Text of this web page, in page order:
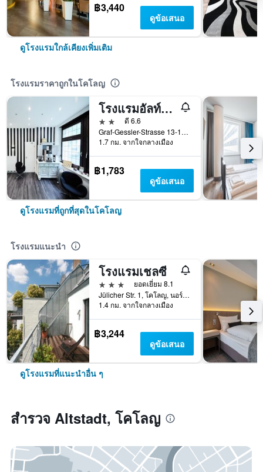
฿3,440
ดูข้อเสนอ
ดูโรงแรมใกล้เคียงเพิ่มเติม
โรงแรมราคาถูกในโคโลญ
โรงแรมอัลท์ดอยท์ซ
2 ดาว
ดี 6.6
Graf-Gessler-Strasse 13-15, โคโลญ, นอร์ทไรน์-เว็สท์ฟาเลิน, เยอรมนี
1.7 กม. จากใจกลางเมือง
฿1,783
ดูข้อเสนอ
ดูโรงแรมที่ถูกที่สุดในโคโลญ
โรงแรมแนะนำ
โรงแรมเชลซี
3 ดาว
ยอดเยี่ยม 8.1
Jülicher Str. 1, โคโลญ, นอร์ทไรน์-เว็สท์ฟาเลิน, เยอรมนี
1.4 กม. จากใจกลางเมือง
฿3,244
ดูข้อเสนอ
ดูโรงแรมที่แนะนำอื่น ๆ
สำรวจ Altstadt, โคโลญ